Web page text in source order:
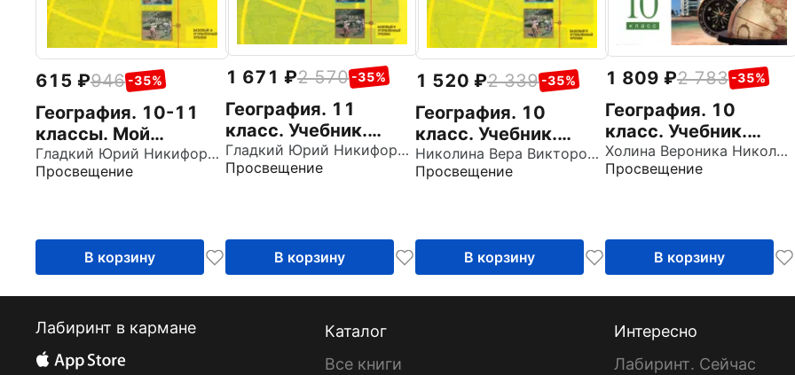
615 946 -35%
География. 10-11
классы. Мой
тренажёр. Базовый
и углубленный
Гладкий Юрий Никифорович
Просвещение
В корзину
1 671 2 570 -35%
География. 11
класс. Учебник.
Базовый и
углубленный
Гладкий Юрий Никифорович
Просвещение
В корзину
1 520 2 339 -35%
География. 10
класс. Учебник.
Базовый и
углубленный
Николина Вера Викторовна
Просвещение
В корзину
1 809 2 783 -35%
География. 10
класс. Учебник.
Углубленный
уровень. ФГОС
Холина Вероника Николаевна
Просвещение
В корзину
Лабиринт в кармане
Каталог
Все книги
Интересно
Лабиринт. Сейчас